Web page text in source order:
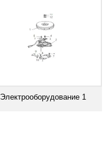
Электрооборудование 1